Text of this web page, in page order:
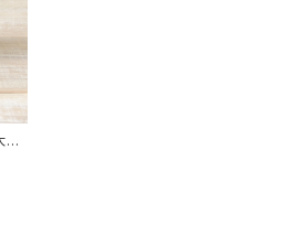
堀